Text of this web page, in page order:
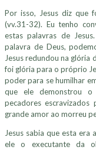
Por isso, Jesus diz que
(vv.31-32). Eu tenho
estas palavras de
palavra de Deus,
Jesus redundou na glória
foi glória para o próprio
poder para se humilhar
que ele demonstrou o
pecadores
grande amor ao morreu
Jesus sabia que esta era
ele o executante da